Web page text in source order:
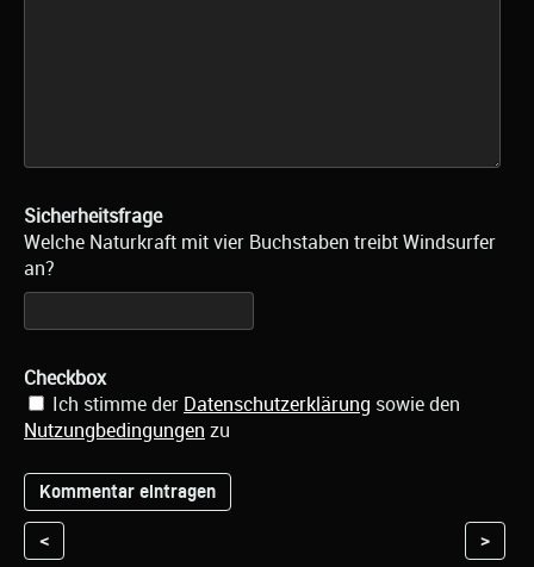
Sicherheitsfrage
Welche Naturkraft mit vier Buchstaben treibt Windsurfer
an?
Checkbox
Ich stimme der Datenschutzerklärung sowie den
Nutzungbedingungen zu
< >